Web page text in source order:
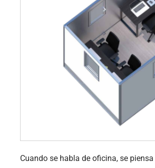
Cuando se habla de oficina, se